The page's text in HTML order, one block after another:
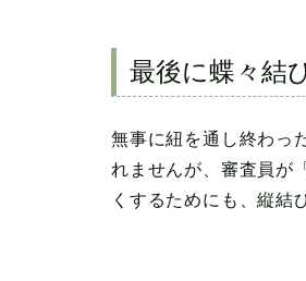
最後に蝶々結
無事に紐を通し終わっ
れませんが、審査員が
くするためにも、縦結